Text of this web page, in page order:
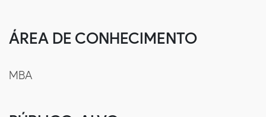
ÁREA DE CONHECIMENTO
MBA